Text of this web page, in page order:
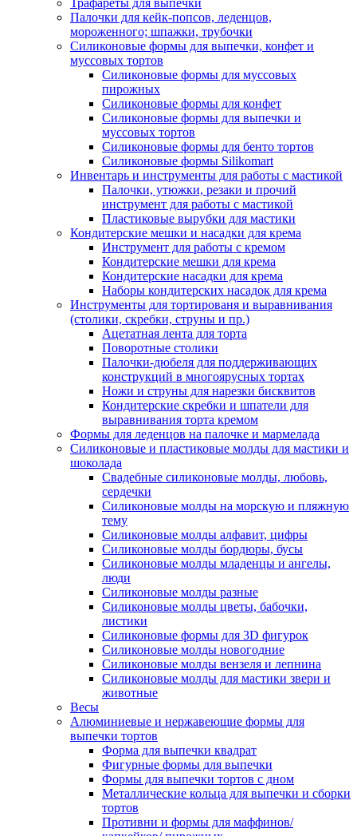
Трафареты для выпечки
Палочки для кейк-попсов, леденцов,
мороженного; шпажки, трубочки
Силиконовые формы для выпечки, конфет и
муссовых тортов
Силиконовые формы для муссовых
пирожных
Силиконовые формы для конфет
Силиконовые формы для выпечки и
муссовых тортов
Силиконовые формы для бенто тортов
Силиконовые формы Silikomart
Инвентарь и инструменты для работы с мастикой
Палочки, утюжки, резаки и прочий
инструмент для работы с мастикой
Пластиковые вырубки для мастики
Кондитерские мешки и насадки для крема
Инструмент для работы с кремом
Кондитерские мешки для крема
Кондитерские насадки для крема
Наборы кондитерских насадок для крема
Инструменты для тортированя и выравнивания
(столики, скребки, струны и пр.)
Ацетатная лента для торта
Поворотные столики
Палочки-дюбеля для поддерживающих
конструкций в многоярусных тортах
Ножи и струны для нарезки бисквитов
Кондитерские скребки и шпатели для
выравнивания торта кремом
Формы для леденцов на палочке и мармелада
Силиконовые и пластиковые молды для мастики и
шоколада
Свадебные силиконовые молды, любовь,
сердечки
Силиконовые молды на морскую и пляжную
тему
Силиконовые молды алфавит, цифры
Силиконовые молды бордюры, бусы
Силиконовые молды младенцы и ангелы,
люди
Силиконовые молды разные
Силиконовые молды цветы, бабочки,
листики
Силиконовые формы для 3D фигурок
Силиконовые молды новогодние
Силиконовые молды вензеля и лепнина
Силиконовые молды для мастики звери и
животные
Весы
Алюминиевые и нержавеющие формы для
выпечки тортов
Форма для выпечки квадрат
Фигурные формы для выпечки
Формы для выпечки тортов с дном
Металлические кольца для выпечки и сборки
тортов
Противни и формы для маффинов/